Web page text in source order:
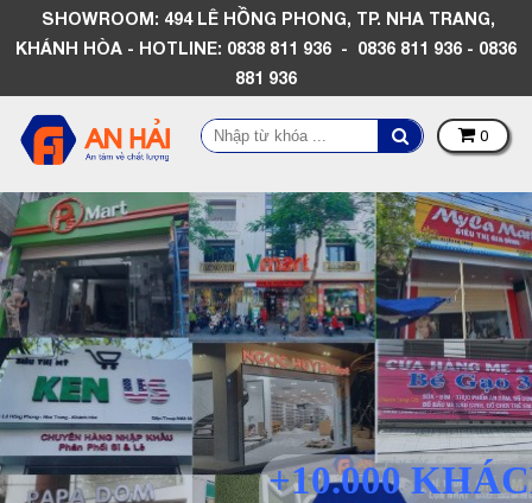
SHOWROOM: 494 LÊ HỒNG PHONG, TP. NHA TRANG,
KHÁNH HÒA - HOTLINE: 0838 811 936 - 0836 811 936 - 0836
881 936
0
+10.000